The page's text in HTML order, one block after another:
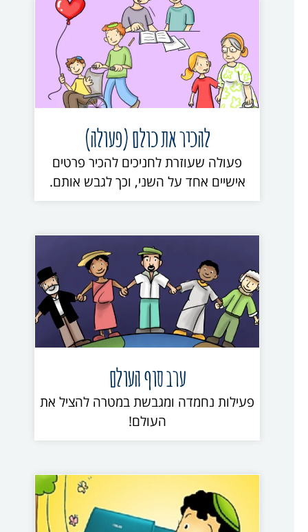
להכיר את כולם (פעולה)
פעולה שעוזרת לחניכים להכיר פרטים
אישיים אחד על השני, וכך לגבש אותם.
ערב סוף העולם
פעילות נחמדה ומגבשת במטרה להציל את
העולם!